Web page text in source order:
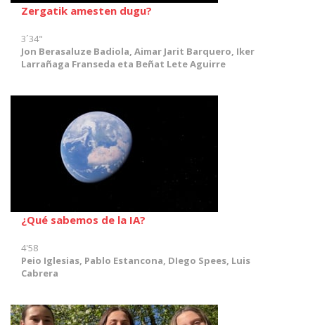
Zergatik amesten dugu?
3´34"
Jon Berasaluze Badiola, Aimar Jarit Barquero, Iker
Larrañaga Franseda eta Beñat Lete Aguirre
¿Qué sabemos de la IA?
4'58
Peio Iglesias, Pablo Estancona, DIego Spees, Luis
Cabrera